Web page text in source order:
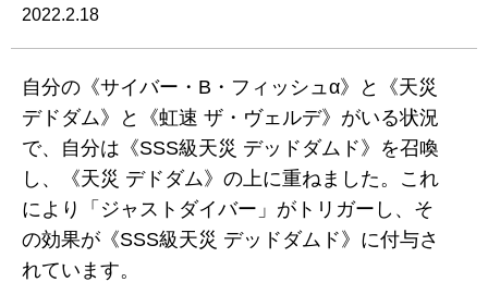
2022.2.18
自分の《サイバー・B・フィッシュα》と《天災
デドダム》と《虹速 ザ・ヴェルデ》がいる状況
で、自分は《SSS級天災 デッドダムド》を召喚
し、《天災 デドダム》の上に重ねました。これ
により「ジャストダイバー」がトリガーし、そ
の効果が《SSS級天災 デッドダムド》に付与さ
れています。